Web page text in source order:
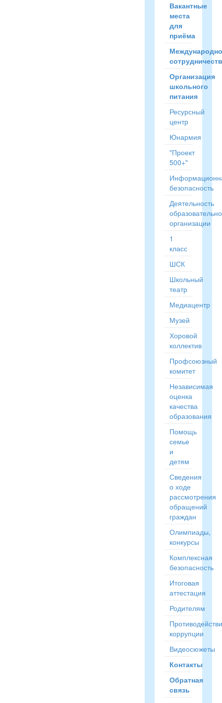
Вакантные
места
для
приёма
Организация
школьного
питания
Ресурсный
центр
Юнармия
"Проект
500+"
безопасность
Деятельность
организации
1
класс
ШСК
Школьный
театр
Медиацентр
Музей
Хоровой
коллектив
Профсоюзный
комитет
Независимая
оценка
качества
образования
Помощь
семье
и
детям
Сведения
о ходе
рассмотрения
обращений
граждан
Олимпиады,
конкурсы
Комплексная
безопасность
Итоговая
аттестация
Родителям
коррупции
Видеосюжеты
Контакты
Обратная
связь